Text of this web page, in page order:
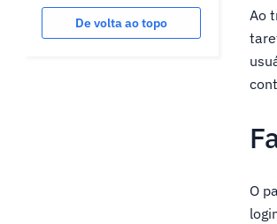
De volta ao topo
Ao
O